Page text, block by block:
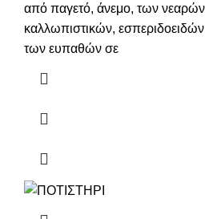
από παγετό, άνεμο, των
καλλωπιστικών,
των ευπαθών σε